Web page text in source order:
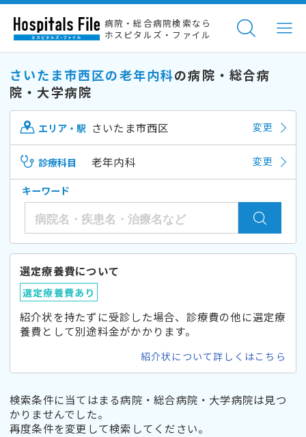
病院・総合病院検索なら
ホスピタルズ・ファイル
さいたま市西区の老年内科の病院・総合病
院・大学病院
エリア・駅 さいたま市西区 変更
診療科目 老年内科 変更
キーワード
選定療養費について
選定療養費あり
紹介状を持たずに受診した場合、診療費の他に選定療
養費として別途料金がかかります。
紹介状について詳しくはこちら
検索条件に当てはまる病院・総合病院・大学病院は見つ
かりませんでした。
再度条件を変更して検索してください。